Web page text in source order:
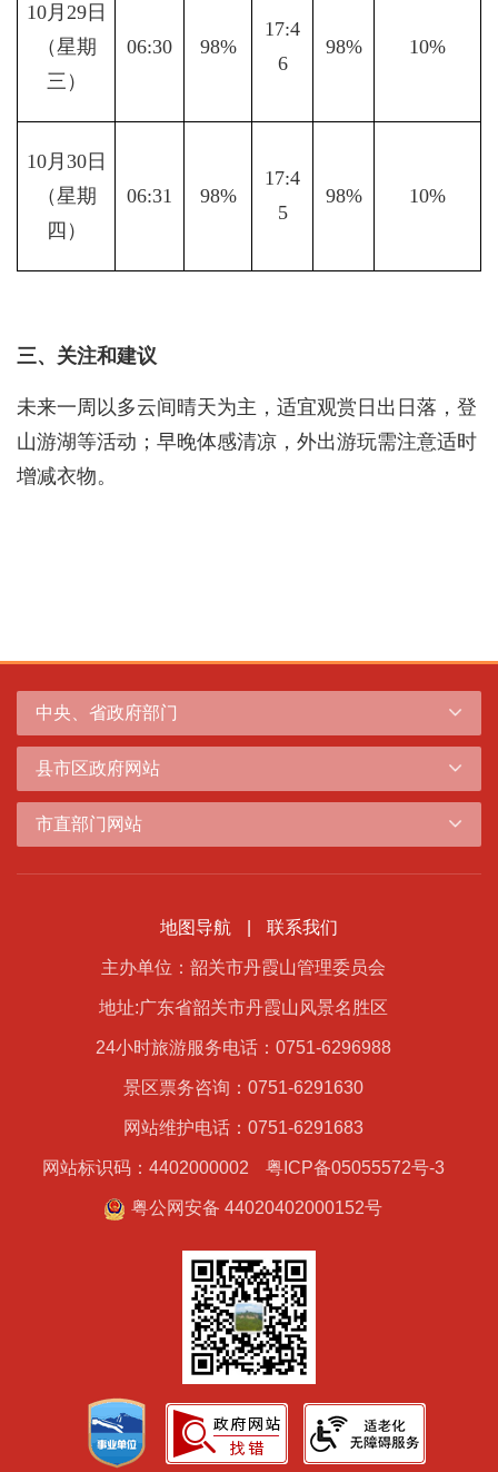
10月29日
（星期
三）
06:30 98%
17:4
6
98% 10%
10月30日
（星期
四）
06:31 98%
17:4
5
98% 10%
三、关注和建议
未来一周以多云间晴天为主，适宜观赏日出日落，登
山游湖等活动；早晚体感清凉，外出游玩需注意适时
增减衣物。
中央、省政府部门
县市区政府网站
市直部门网站
地图导航 联系我们
主办单位：韶关市丹霞山管理委员会
地址:广东省韶关市丹霞山风景名胜区
24小时旅游服务电话：0751-6296988
景区票务咨询：0751-6291630
网站维护电话：0751-6291683
网站标识码：4402000002 粤ICP备05055572号-3
粤公网安备 44020402000152号